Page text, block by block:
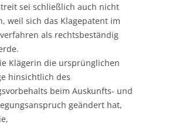
sei schließlich auch nicht
weil sich das Klagepatent im
als rechtsbeständig
Klägerin die ursprünglichen
hinsichtlich des
beim Auskunfts- und
geändert hat,